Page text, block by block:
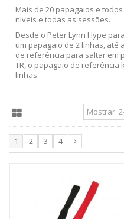
Mais de 20 papagaios e
níveis e todas as sessões.
Desde o Peter Lynn Hype
um papagaio de 2 linhas, até
de referência para saltar em
TR, o papagaio de referência
linhas.
1 2 3 4